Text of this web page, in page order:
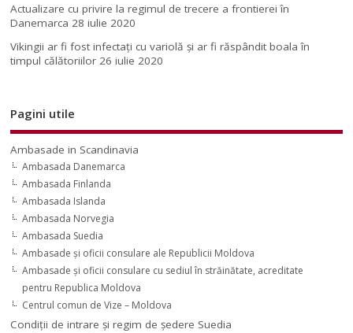
Actualizare cu privire la regimul de trecere a frontierei în
Danemarca 28 iulie 2020
Vikingii ar fi fost infectaţi cu variolă şi ar fi răspândit boala în
timpul călătoriilor 26 iulie 2020
Pagini utile
Ambasade in Scandinavia
Ambasada Danemarca
Ambasada Finlanda
Ambasada Islanda
Ambasada Norvegia
Ambasada Suedia
Ambasade şi oficii consulare ale Republicii Moldova
Ambasade şi oficii consulare cu sediul în străinătate, acreditate
pentru Republica Moldova
Centrul comun de Vize – Moldova
Condiţii de intrare şi regim de şedere Suedia